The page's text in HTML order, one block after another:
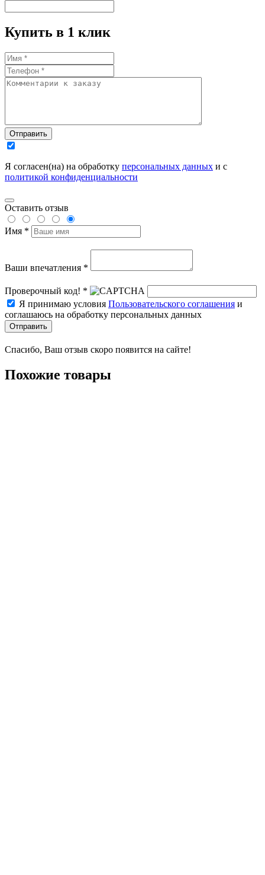
Купить в 1 клик
Отправить
Я согласен(на) на обработку персональных данных и с
политикой конфиденциальности
Оставить отзыв
Имя *
Ваши впечатления *
Проверочный код! *
Я принимаю условия Пользовательского соглашения и
соглашаюсь на обработку персональных данных
Отправить
Спасибо, Ваш отзыв скоро появится на сайте!
Похожие товары